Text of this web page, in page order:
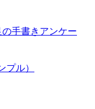
手書きアンケー
プル）